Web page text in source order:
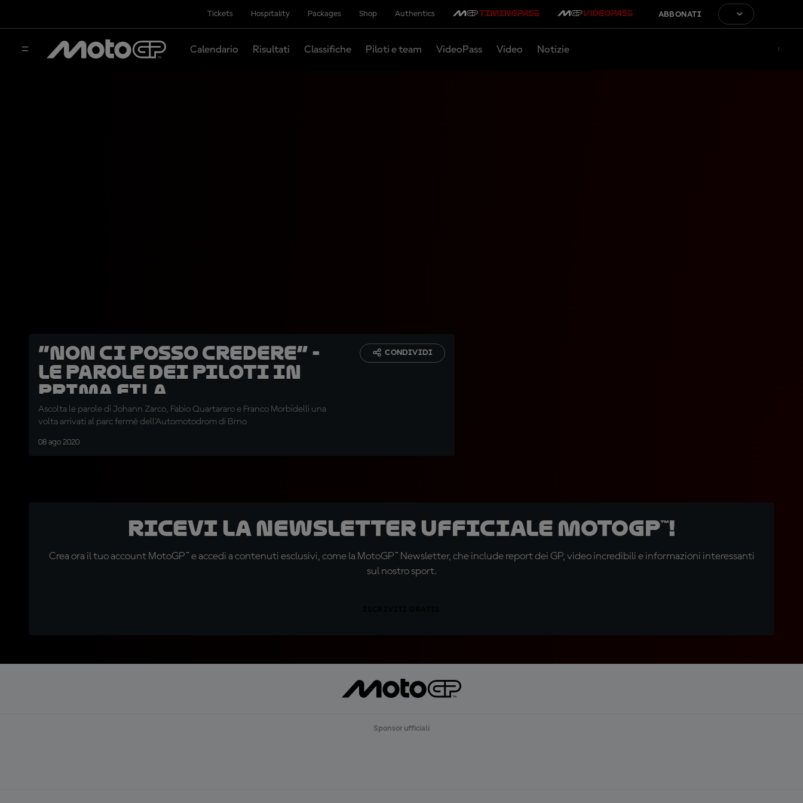
Tickets Hospitality Packages Shop Authentics ABBONATI
Calendario Risultati Classifiche Piloti e team VideoPass Video Notizie
“Non ci posso credere” -
Le parole dei piloti in
prima fila
Ascolta le parole di Johann Zarco, Fabio Quartararo e Franco Morbidelli una
volta arrivati al parc fermé dell’Automotodrom di Brno
08 ago 2020
CONDIVIDI
Ricevi la newsletter ufficiale MotoGP™!
Crea ora il tuo account MotoGP™ e accedi a contenuti esclusivi, come la MotoGP™ Newsletter, che include report dei GP, video incredibili e informazioni interessanti
sul nostro sport.
Sponsor ufficiali